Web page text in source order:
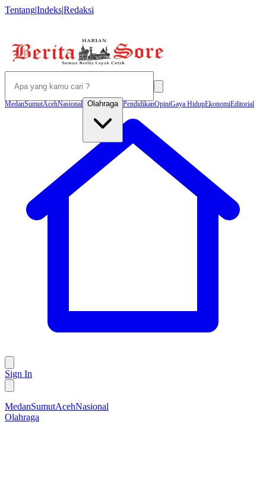
Tentang|Indeks|Redaksi
MedanSumutAcehNasional Olahraga PendidikanOpiniGaya HidupEkonomiEditorial
Sign In
MedanSumutAcehNasional
Olahraga